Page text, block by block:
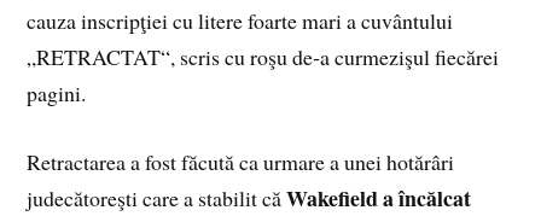
cauza inscripţiei cu litere foarte mari a cuvântului
„RETRACTAT“, scris cu roşu de‑a curmezişul fiecărei
pagini.
Retractarea a fost făcută ca urmare a unei hotărâri
judecătoreşti care a stabilit căWakefield a încălcat